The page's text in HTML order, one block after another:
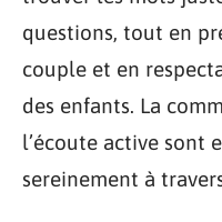
questions, tout en
couple et en
des enfants. La
l’écoute active sont
sereinement à